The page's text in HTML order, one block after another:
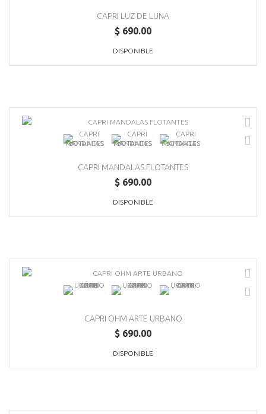
CAPRI LUZ DE LUNA
$ 690.00
DISPONIBLE
CAPRI MANDALAS FLOTANTES
$ 690.00
DISPONIBLE
CAPRI OHM ARTE URBANO
$ 690.00
DISPONIBLE